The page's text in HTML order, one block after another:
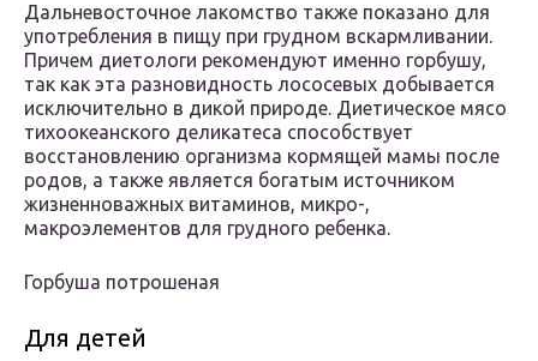
Дальневосточное лакомство также показано для
употребления в пищу при грудном вскармливании.
Причем диетологи рекомендуют именно горбушу,
так как эта разновидность лососевых добывается
исключительно в дикой природе. Диетическое мясо
тихоокеанского деликатеса способствует
восстановлению организма кормящей мамы после
родов, а также является богатым источником
жизненноважных витаминов, микро-,
макроэлементов для грудного ребенка.
Горбуша потрошеная
Для детей